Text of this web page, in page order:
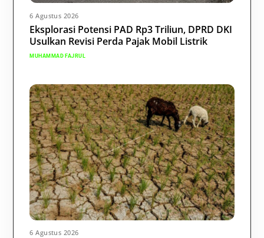
6 Agustus 2026
Eksplorasi Potensi PAD Rp3 Triliun, DPRD DKI
Usulkan Revisi Perda Pajak Mobil Listrik
MUHAMMAD FAJRUL
6 Agustus 2026